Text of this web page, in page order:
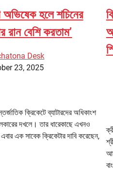
হলে শচিনের
রান বেশি করতাম’
Desk
23, 2025
ক্রিকেটে ব্যাটারদের অধিকাংশ
দখলে। তার ধারেকাছে এখনও
এক সাবেক ক্রিকেটার দাবি করেছেন,